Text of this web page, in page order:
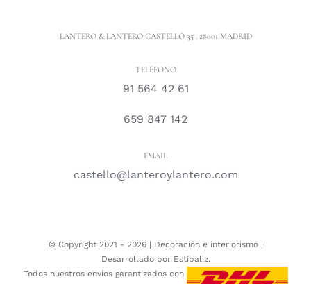
LANTERO & LANTERO CASTELLÓ 35 . 28001 MADRID
TELÉFONO
91 564 42 61
659 847 142
EMAIL
castello@lanteroylantero.com
© Copyright 2021 - 2026 | Decoración e interiorismo|
Desarrollado por Estibaliz.
Todos nuestros envíos garantizados con